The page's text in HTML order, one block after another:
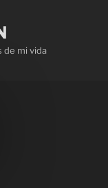
de mi vida